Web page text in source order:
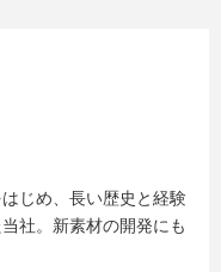
じめ、長い歴史と経験
社。新素材の開発にも